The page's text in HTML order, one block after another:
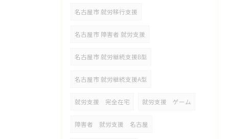
名古屋市 就労移行支援
名古屋市 障害者 就労支援
名古屋市 就労継続支援B型
名古屋市 就労継続支援A型
就労支援 完全在宅 就労支援 ゲーム
障害者 就労支援 名古屋